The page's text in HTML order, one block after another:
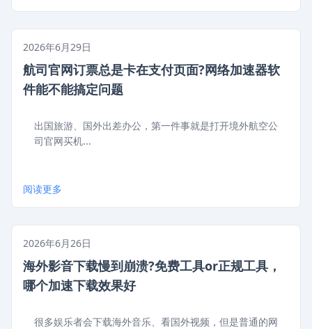
2026年6月29日
航司官网订票总是卡在支付页面?网络加速器软
件能不能搞定问题
出国旅游、国外出差办公，第一件事就是打开境外航空公
司官网买机...
阅读更多
2026年6月26日
海外影音下载慢到崩溃?免费工具or正规工具，
哪个加速下载效果好
很多娱乐者会下载海外音乐、看国外视频，但是普通的网